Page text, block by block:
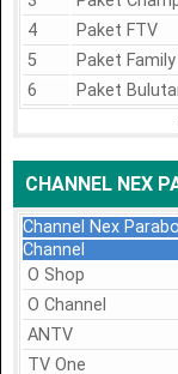
4
Paket FTV
5
Paket Family
6
Paket
CHANNEL NEX
Channel Nex
Channel
O Shop
O Channel
ANTV
TV One